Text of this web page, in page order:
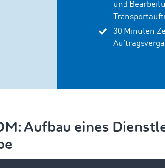
und
30 Minuten
Aufbau eines
die digitale Auftragsvergabe über